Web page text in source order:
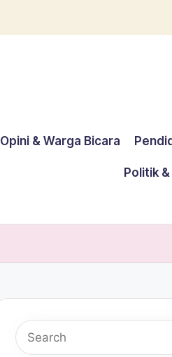
Opini & Warga Bicara
Politik